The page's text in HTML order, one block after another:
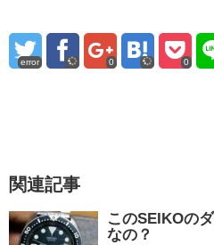
error 0 0
関連記事
このSEIKOの
なの？